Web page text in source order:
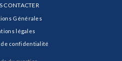
CONTACTER
Générales
légales
de confidentialité